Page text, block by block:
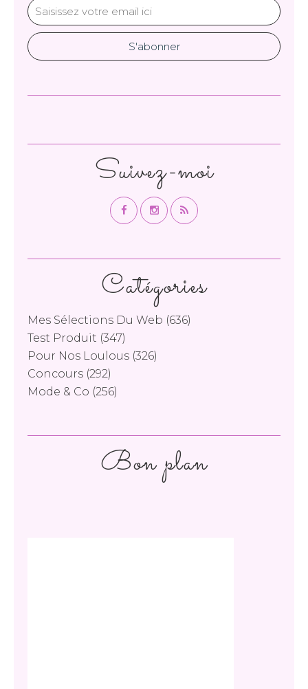
Catégories
Mes Sélections Du Web (636)
Test Produit (347)
Pour Nos Loulous (326)
Concours (292)
Mode & Co (256)
Suivez-moi
Bon plan